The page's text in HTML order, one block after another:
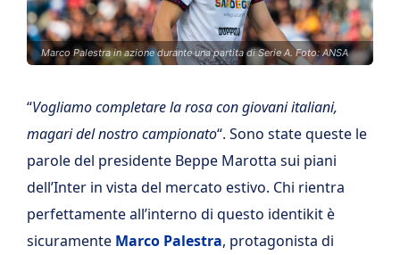
Marco Palestra in azione durante una partita di Serie A. Foto: ANSA
“Vogliamo completare la rosa con giovani italiani,
magari del nostro campionato“. Sono state queste le
parole del presidente Beppe Marotta sui piani
dell’Inter in vista del mercato estivo. Chi rientra
perfettamente all’interno di questo identikit è
sicuramente Marco Palestra, protagonista di